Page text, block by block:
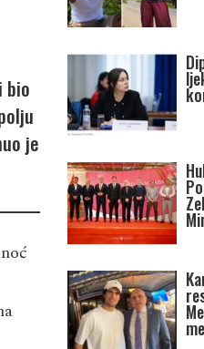
bio
je